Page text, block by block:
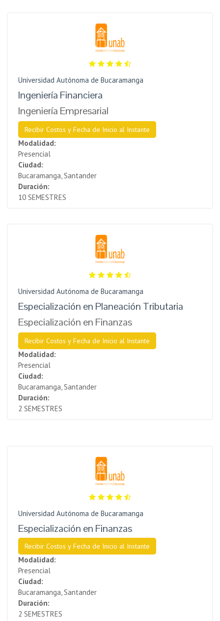
Universidad Autónoma de Bucaramanga
Ingeniería Financiera
Ingeniería Empresarial
Recibir Costos y Fecha de Inicio al Instante
Modalidad:
Presencial
Ciudad:
Bucaramanga, Santander
Duración:
10 SEMESTRES
Universidad Autónoma de Bucaramanga
Especialización en Planeación Tributaria
Especialización en Finanzas
Recibir Costos y Fecha de Inicio al Instante
Modalidad:
Presencial
Ciudad:
Bucaramanga, Santander
Duración:
2 SEMESTRES
Universidad Autónoma de Bucaramanga
Especialización en Finanzas
Recibir Costos y Fecha de Inicio al Instante
Modalidad:
Presencial
Ciudad:
Bucaramanga, Santander
Duración:
2 SEMESTRES